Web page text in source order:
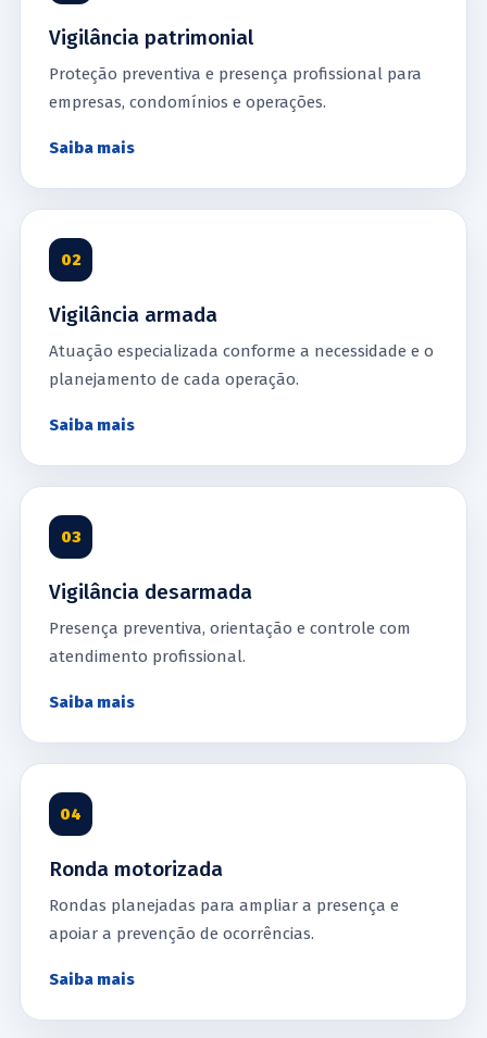
Vigilância patrimonial
Proteção preventiva e presença profissional para
empresas, condomínios e operações.
Saiba mais
02
Vigilância armada
Atuação especializada conforme a necessidade e o
planejamento de cada operação.
Saiba mais
03
Vigilância desarmada
Presença preventiva, orientação e controle com
atendimento profissional.
Saiba mais
04
Ronda motorizada
Rondas planejadas para ampliar a presença e
apoiar a prevenção de ocorrências.
Saiba mais